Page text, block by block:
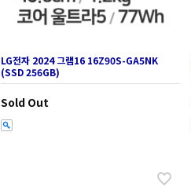
LG전자 2024 그램16 16Z90S-GA5NK
(SSD 256GB)
Sold Out